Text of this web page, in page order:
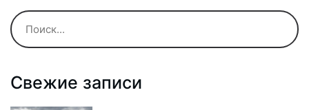
Свежие записи